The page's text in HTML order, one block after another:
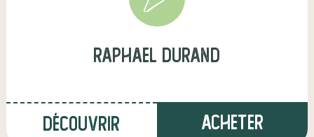
raphael durand
Découvrir Acheter